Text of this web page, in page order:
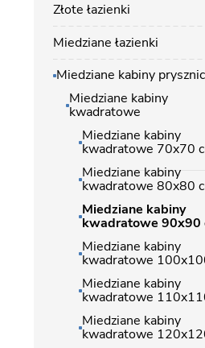
Złote łazienki
Miedziane łazienki
Miedziane kabiny
Miedziane kabiny
kwadratowe
Miedziane kabiny
kwadratowe 70x70
Miedziane kabiny
kwadratowe 80x80
Miedziane kabiny
kwadratowe 90x90
Miedziane kabiny
kwadratowe
Miedziane kabiny
kwadratowe
Miedziane kabiny
kwadratowe